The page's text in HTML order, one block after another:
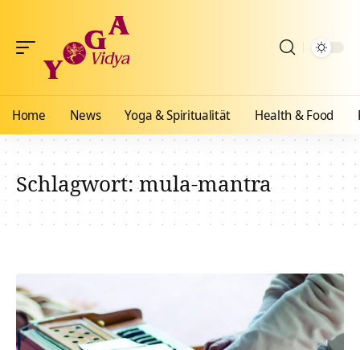
Home News Yoga & Spiritualität Health & Food
Schlagwort:mula-mantra